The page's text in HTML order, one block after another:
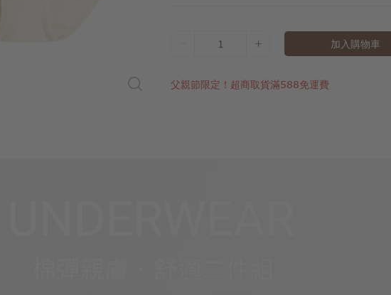
1 加入購物車
父親節限定！超商取貨滿588免運費